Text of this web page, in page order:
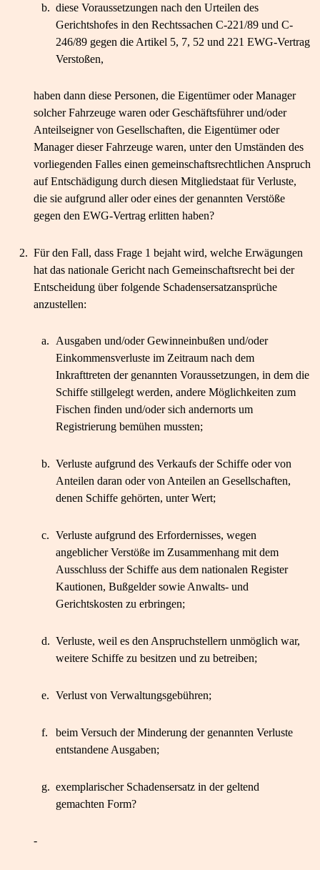
b. diese Voraussetzungen nach den Urteilen des
Gerichtshofes in den Rechtssachen C-221/89 und C-
246/89 gegen die Artikel 5, 7, 52 und 221 EWG-Vertrag
Verstoßen,
haben dann diese Personen, die Eigentümer oder Manager
solcher Fahrzeuge waren oder Geschäftsführer und/oder
Anteilseigner von Gesellschaften, die Eigentümer oder
Manager dieser Fahrzeuge waren, unter den Umständen des
vorliegenden Falles einen gemeinschaftsrechtlichen Anspruch
auf Entschädigung durch diesen Mitgliedstaat für Verluste,
die sie aufgrund aller oder eines der genannten Verstöße
gegen den EWG-Vertrag erlitten haben?
2. Für den Fall, dass Frage 1 bejaht wird, welche Erwägungen
hat das nationale Gericht nach Gemeinschaftsrecht bei der
Entscheidung über folgende Schadensersatzansprüche
anzustellen:
a. Ausgaben und/oder Gewinneinbußen und/oder
Einkommensverluste im Zeitraum nach dem
Inkrafttreten der genannten Voraussetzungen, in dem die
Schiffe stillgelegt werden, andere Möglichkeiten zum
Fischen finden und/oder sich andernorts um
Registrierung bemühen mussten;
b. Verluste aufgrund des Verkaufs der Schiffe oder von
Anteilen daran oder von Anteilen an Gesellschaften,
denen Schiffe gehörten, unter Wert;
c. Verluste aufgrund des Erfordernisses, wegen
angeblicher Verstöße im Zusammenhang mit dem
Ausschluss der Schiffe aus dem nationalen Register
Kautionen, Bußgelder sowie Anwalts- und
Gerichtskosten zu erbringen;
d. Verluste, weil es den Anspruchstellern unmöglich war,
weitere Schiffe zu besitzen und zu betreiben;
e. Verlust von Verwaltungsgebühren;
f.
beim Versuch der Minderung der genannten Verluste
entstandene Ausgaben;
g. exemplarischer Schadensersatz in der geltend
gemachten Form?
-